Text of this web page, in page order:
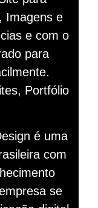
Imagens e
e com o
para
Portfólio
é uma
com
se